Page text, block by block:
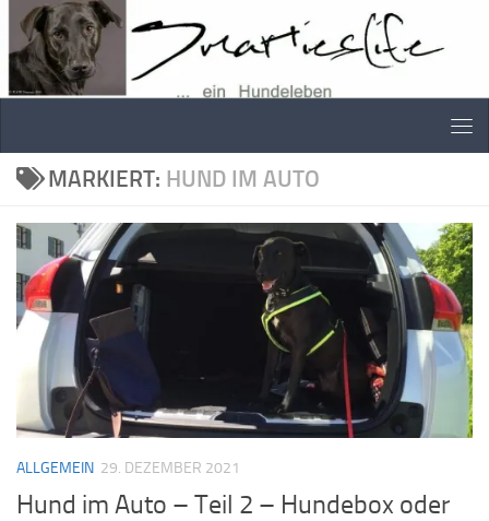
Skip to content
MARKIERT: HUND IM AUTO
ALLGEMEIN 29. DEZEMBER 2021
Hund im Auto – Teil 2 – Hundebox oder